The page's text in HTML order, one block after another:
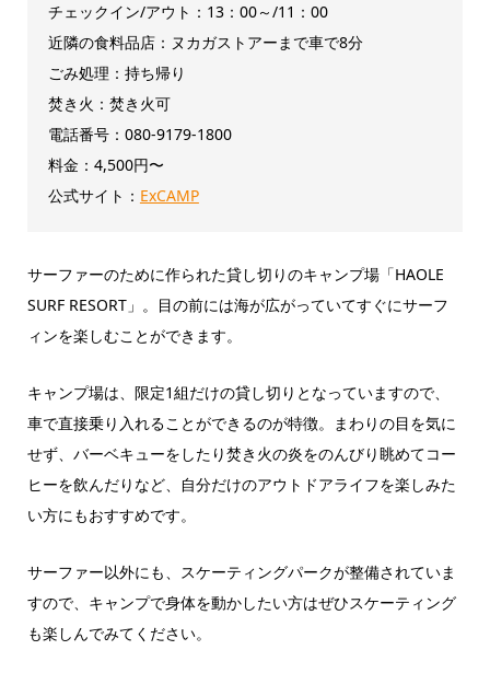
チェックイン/アウト：13：00～/11：00
近隣の食料品店：ヌカガストアーまで車で8分
ごみ処理：持ち帰り
焚き火：焚き火可
電話番号：080-9179-1800
料金：4,500円〜
公式サイト： ExCAMP
サーファーのために作られた貸し切りのキャンプ場「HAOLE
SURF RESORT」。目の前には海が広がっていてすぐにサーフ
ィンを楽しむことができます。
キャンプ場は、限定1組だけの貸し切りとなっていますので、
車で直接乗り入れることができるのが特徴。まわりの目を気に
せず、バーベキューをしたり焚き火の炎をのんびり眺めてコー
ヒーを飲んだりなど、自分だけのアウトドアライフを楽しみた
い方にもおすすめです。
サーファー以外にも、スケーティングパークが整備されていま
すので、キャンプで身体を動かしたい方はぜひスケーティング
も楽しんでみてください。